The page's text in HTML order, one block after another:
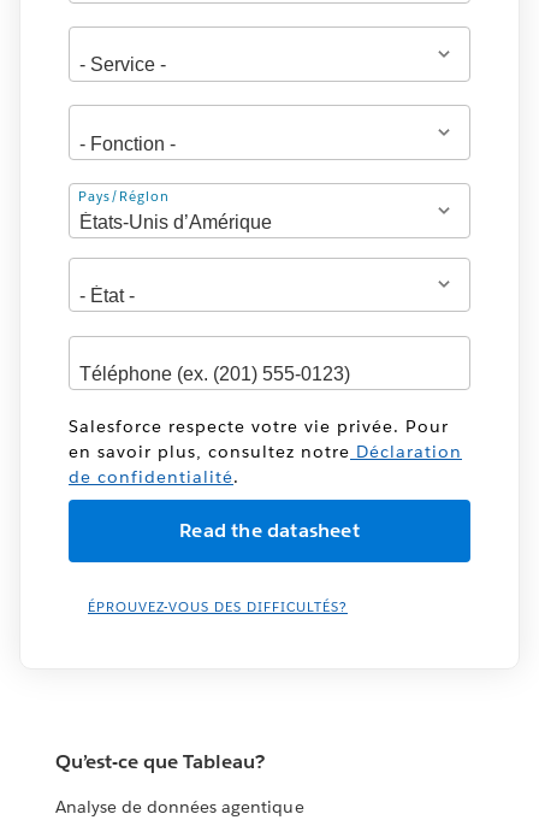
Adresse
Pays/Région
Salesforce respecte votre vie privée. Pour
en savoir plus, consultez notre Déclaration
de confidentialité.
ÉPROUVEZ-VOUS DES DIFFICULTÉS?
Qu’est-ce que Tableau?
Analyse de données agentique